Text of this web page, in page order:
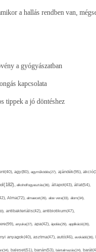
a hallás rendben van,
a gyógyászatban
kapcsolata
tippek a jó döntéshez
agy(80), agyműködés(27), ajándék(95),
alkoholfogyasztás(36), állapot(43), állat(54),
Alma(72), almaecet(26), aloe vera(33), álom(34),
antibakteriális(42), antibiotikum(47),
anyuka(27), apa(42), ápolás(29), applikáció(26),
anyagok(40), asztma(47), autó(46), avokádó(36),
baleset(51), banán(53), bántalmazás(24),